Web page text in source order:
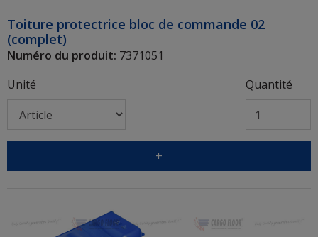
Toiture protectrice bloc de commande 02
(complet)
Numéro du produit: 7371051
Unité
Quantité
+